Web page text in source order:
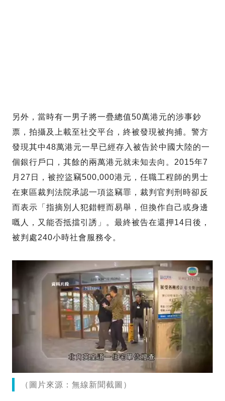
另外，當時有一男子將一疊總值50萬港元的涉事鈔
票，拍攝及上載至社交平台，終被發現被拘捕。警方
發現其中48萬港元一早已經存入被告於中國大陸的一
個銀行戶口，其餘的兩萬港元就未知去向。2015年7
月27日，被控盜竊500,000港元，任職工程師的男士
在東區裁判法院承認一項盜竊罪，裁判官判刑時卻反
而表示「指摘別人犯錯輕而易舉，但換作自己或身邊
嘅人，又能否抵擋引誘」。最終被告在還押14日後，
被判處240小時社會服務令。
（圖片來源：無線新聞截圖）